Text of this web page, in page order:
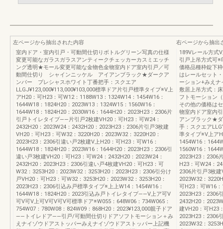
左ページから抽出された内容
室内ドア・室内引戸・可動間仕切りボトルグリーン写真の仕様
変更可能なガラスガラスアンティークチェッカーカスミエッチ
ング透明★モール変更可能な金物色金物室内ドア室内引戸／可
動間仕切り シャインニッケル アイアンブラック★ダークア
ンバー プレシャスホワイト丁番把手：スクエア
LLGJ¥123,000¥113,000¥103,000標準ドア片引戸標準タイプ※V上
アH20：可H23：可W12：1188W13：1324W14：1454W16：
1644W18：1824H20：2023W13：1324W15：1560W16：
1644W18：1824H20：2030W16：1644H20：2023H23：2306片
引戸トイレタイプ——片引戸2枚建VH20：可H23：可W24：
2432H20：2023W24：2432H20：2023H23：2306片引戸3枚建
VH20：可H23：可W32：3220H20：2023W32：3220H20：
2023H23：2306引違い戸2枚建V上H20：可H23：可W16：
1644W18：1824H20：2023W16：1644H20：2023H23：2306引
違い戸3枚建VH20：可H23：可W24：2432H20：2023W24：
2432H20：2023H23：2306引違い戸4枚建VH20：可H23：可
W32：3253H20：2023W32：3253H20：2023H23：2306引分け
戸VH20：可H23：可W32：3253H20：2023W32：3253H20：
2023H23：2306引込み戸標準タイプ※上上W14：1454W16：
1644W18：1824H20：2023引込み戸トイレタイプ——V上ア可V
可V可V上可V可V可V可標準ドア※W055：648W06：734W065：
754W07：780W08：824W09：868H20：2023¥123,000親子ドア
——トイレドア——引戸/可動間仕切りドアソフトモーション＋み
えナイゾウドアストッパーみえナイゾウドアストッパー上記機
右ページから抽出
189Vレール方式
引戸上吊方式可※
価格品種枠錠下
はレールセット
ーション+みえナ
敷居上吊方式：
フトモーション
その他の価格は
物室内ドア室内
アンブラック★
手：スクエア
準タイプ※V上ア
1454W16：
1560W16：
2023H23：2306
H23：可W24：
2306片引戸3枚
2023W32：
可H23：可W16
2023H23：2306
2432H20：
建VH20：可H23
2023H23：2306
2023W32：